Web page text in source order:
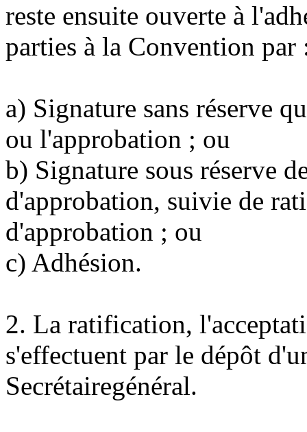
reste ensuite ouverte à
parties à la Convention par
a) Signature sans réserve
ou l'approbation ; ou
b) Signature sous réserve
d'approbation, suivie de
d'approbation ; ou
c) Adhésion.
2. La ratification,
s'effectuent par le dépôt
Secrétairegénéral.